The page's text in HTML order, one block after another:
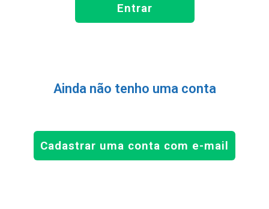
Entrar
Ainda não tenho uma conta
Cadastrar uma conta com e-mail